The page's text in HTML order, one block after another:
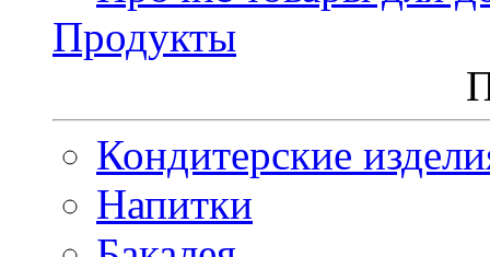
Продукты
Кондитерские
Напитки